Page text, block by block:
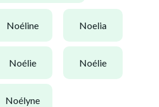
noéline noelia
noélie noélie
noélyne